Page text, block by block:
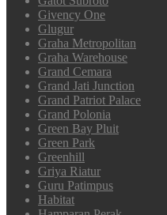
Givency One
Glugur
Graha Metropolitan
Graha Warehouse
Grand Cemara
Grand Jati Junction
Grand Patriot Palace
Grand Polonia
Green Bay Pluit
Green Park
Greenhill
Griya Riatur
Guru Patimpus
Habitat